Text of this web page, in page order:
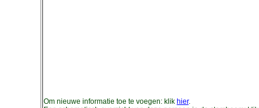
Om nieuwe informatie toe te voegen: klik hier.